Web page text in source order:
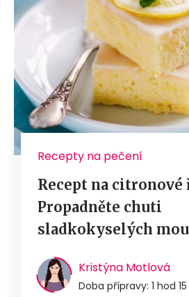
Recepty na pečení
Recept na citronové
Propadněte chuti
sladkokyselých
Kristýna Motlová
Doba přípravy: 1 hod